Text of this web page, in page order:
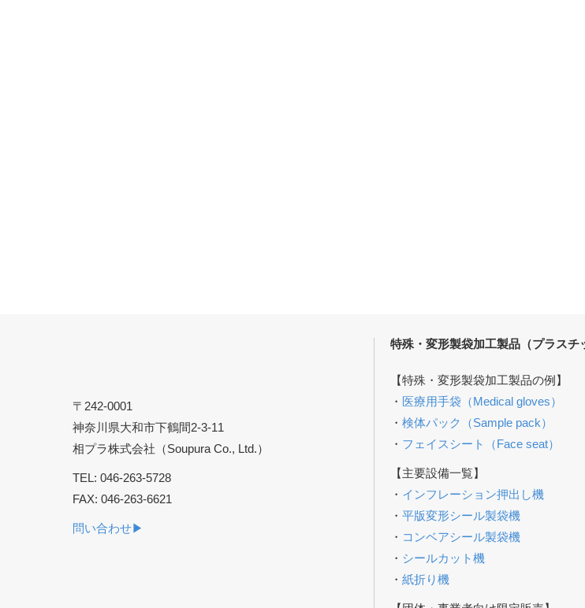
〒242-0001
神奈川県大和市下鶴間2-3-11
相プラ株式会社（Soupura Co., Ltd.）
TEL: 046-263-5728
FAX: 046-263-6621
問い合わせ▶︎
特殊・変形製袋加工製品（プラスチ
【特殊・変形製袋加工製品の例】
・ 医療用手袋（Medical gloves）
・ 検体パック（Sample pack）
・ フェイスシート（Face seat）
【主要設備一覧】
・ インフレーション押出し機
・ 平版変形シール製袋機
・ コンベアシール製袋機
・ シールカット機
・ 紙折り機